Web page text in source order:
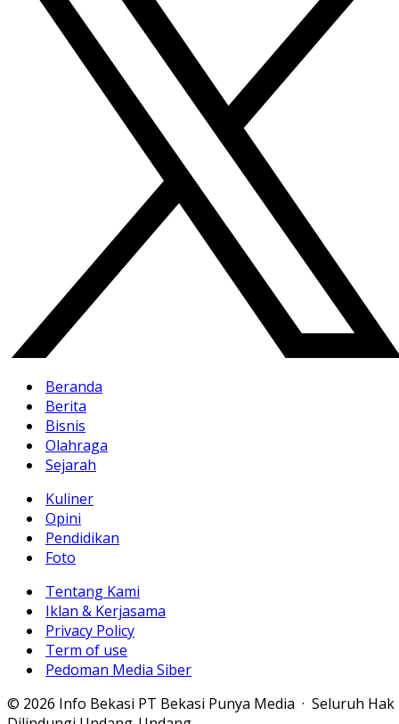
Beranda
Berita
Bisnis
Olahraga
Sejarah
Kuliner
Opini
Pendidikan
Foto
Tentang Kami
Iklan & Kerjasama
Privacy Policy
Term of use
Pedoman Media Siber
© 2026 Info Bekasi PT Bekasi Punya Media · Seluruh Hak